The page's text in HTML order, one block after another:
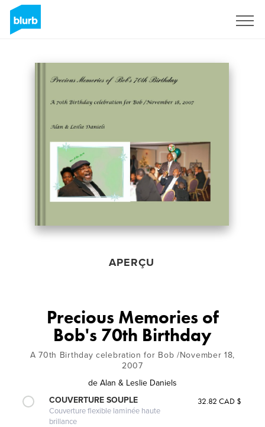
APERÇU
Precious Memories of
Bob's 70th Birthday
A 70th Birthday celebration for Bob /November 18,
2007
de Alan & Leslie Daniels
COUVERTURE SOUPLE
Couverture flexible laminée haute
brillance
32.82 CAD $